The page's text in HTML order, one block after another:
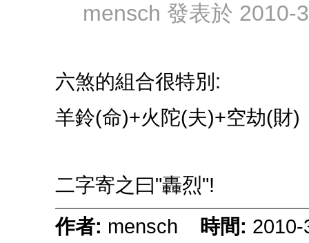
mensch 發表於 2010-
六煞的組合很特別:
羊鈴(命)+火陀(夫)+空劫(財)
二字寄之曰"轟烈"!
作者: mensch 時間: 2010-